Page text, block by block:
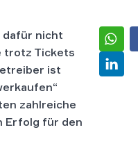
dafür nicht
trotz Tickets
ist
zahlreiche
Erfolg für den